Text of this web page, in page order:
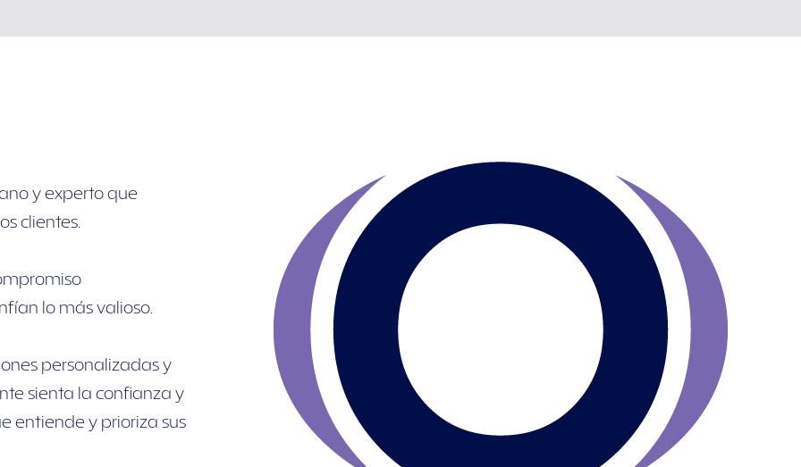
y experto que
clientes.
lo más valioso.
personalizadas y
sienta la confianza y
entiende y prioriza sus